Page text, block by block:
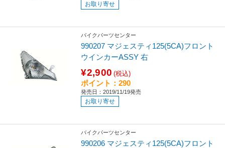
お取り寄せ
バイクパーツセンター
990207 マジェスティ125(5CA)フロント
ウインカーASSY 右
¥2,900 (税込)
ポイント：290
発売日：2019/11/19発売
お取り寄せ
バイクパーツセンター
990206 マジェスティ125(5CA)フロント